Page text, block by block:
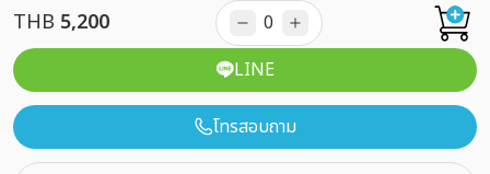
THB 5,200
LINE
โทรสอบถาม